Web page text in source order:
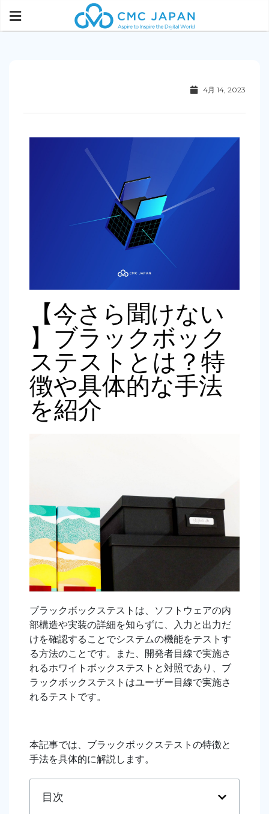
4月 14, 2023
【今さら聞けない
】ブラックボック
ステストとは？特
徴や具体的な手法
を紹介
ブラックボックステストは、ソフトウェアの内
部構造や実装の詳細を知らずに、入力と出力だ
けを確認することでシステムの機能をテストす
る方法のことです。また、開発者目線で実施さ
れるホワイトボックステストと対照であり、ブ
ラックボックステストはユーザー目線で実施さ
れるテストです。
本記事では、ブラックボックステストの特徴と
手法を具体的に解説します。
目次